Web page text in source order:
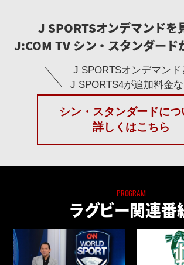
J SPORTSオンデマンドを
J:COM TV シン・スタンダード
J SPORTSオンデマンド
J SPORTS4が追加料金
シン・スタンダードにつ
詳しくはこちら
ラグビー関連番
PROGRAM